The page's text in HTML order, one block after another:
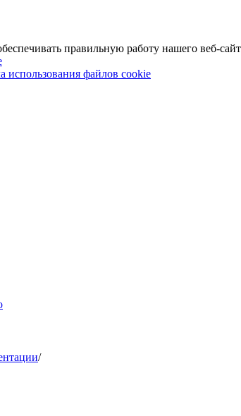
правильную работу нашего веб-
использования файлов cookie
/